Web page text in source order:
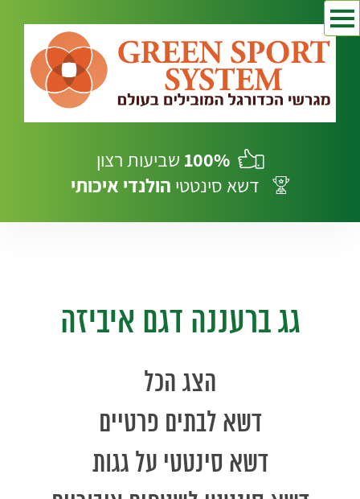
100% שביעות רצון
דשא סינטטי הולנדי איכותי
גג ברעננה דגם איביזה
הצג הכל
דשא לבתים פרטיים
דשא סינטטי על גגות